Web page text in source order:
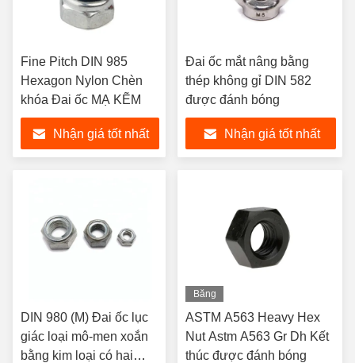
Fine Pitch DIN 985
Hexagon Nylon Chèn
khóa Đai ốc MẠ KẼM
Nhận giá tốt nhất
Đai ốc mắt nâng bằng
thép không gỉ DIN 582
được đánh bóng
Nhận giá tốt nhất
DIN 980 (M) Đai ốc lục
giác loại mô-men xoắn
bằng kim loại có hai
Băng
hình
ASTM A563 Heavy Hex
Nut Astm A563 Gr Dh Kết
thúc được đánh bóng